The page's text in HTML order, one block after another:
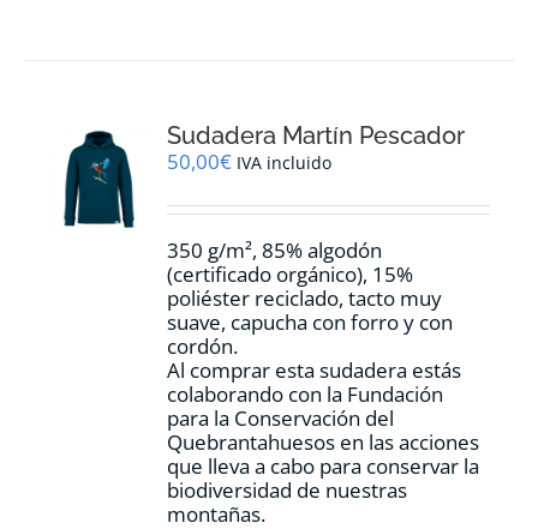
se
pueden
en
página
de
producto
Sudadera Martín Pescador
50,00€ IVA incluido
350 g/m², 85% algodón
(certificado orgánico), 15%
poliéster reciclado, tacto muy
suave, capucha con forro y con
cordón.
Al comprar esta sudadera estás
colaborando con la Fundación
para la Conservación del
Quebrantahuesos en las acciones
que lleva a cabo para conservar la
biodiversidad de nuestras
montañas.